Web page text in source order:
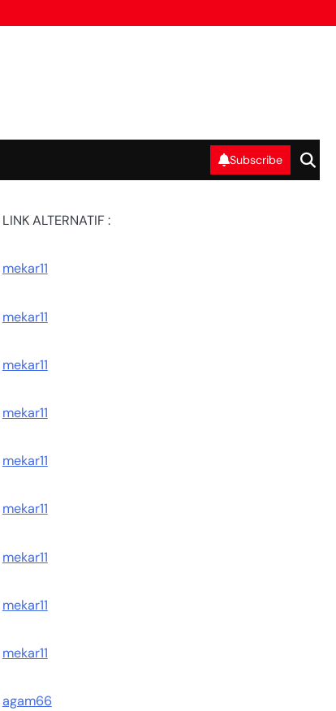
Subscribe
LINK ALTERNATIF :
mekar11
mekar11
mekar11
mekar11
mekar11
mekar11
mekar11
mekar11
mekar11
agam66